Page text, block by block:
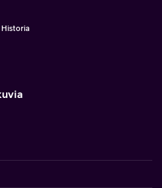
Historia